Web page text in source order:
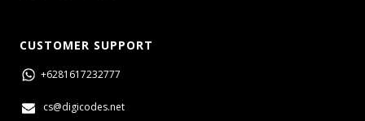
CUSTOMER SUPPORT
+6281617232777
cs@digicodes.net